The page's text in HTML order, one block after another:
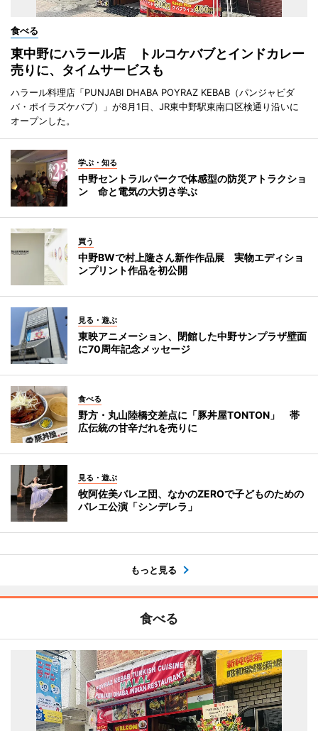
食べる
東中野にハラール店 トルコケバブとインドカレー
売りに、タイムサービスも
ハラール料理店「PUNJABI DHABA POYRAZ KEBAB（パンジャビダ
バ・ポイラズケバブ）」が8月1日、JR東中野駅東南口区検通り沿いに
オープンした。
学ぶ・知る
中野セントラルパークで体感型の防災アトラクショ
ン 命と電気の大切さ学ぶ
買う
中野BWで村上隆さん新作作品展 実物エディショ
ンプリント作品を初公開
見る・遊ぶ
東映アニメーション、閉館した中野サンプラザ壁面
に70周年記念メッセージ
食べる
野方・丸山陸橋交差点に「豚丼屋TONTON」 帯
広伝統の甘辛だれを売りに
見る・遊ぶ
牧阿佐美バレヱ団、なかのZEROで子どものための
バレエ公演「シンデレラ」
もっと見る
食べる